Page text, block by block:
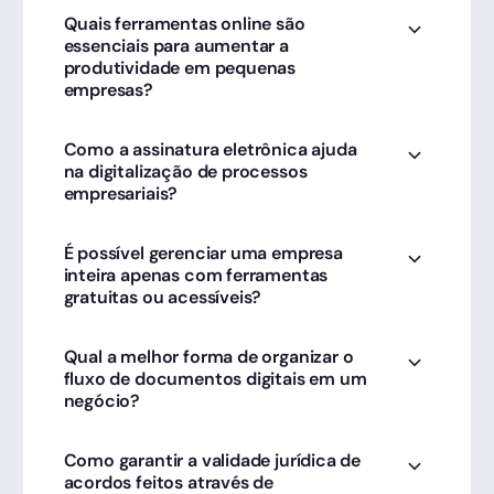
Quais ferramentas online são
essenciais para aumentar a
produtividade em pequenas
empresas?
tarefas e assinatura eletrônica são o combo
ideal; a Clicksign elimina a burocracia física,
permitindo focar no crescimento do negócio.
Como a assinatura eletrônica ajuda
na digitalização de processos
empresariais?
que contratos e acordos sejam validados
juridicamente online, conectando-se
perfeitamente com outras ferramentas de
É possível gerenciar uma empresa
inteira apenas com ferramentas
gratuitas ou acessíveis?
armazenamento e gestão na nuvem que,
integradas à Clicksign, permitem uma
operação profissional com baixo investimento
Qual a melhor forma de organizar o
fluxo de documentos digitais em um
negócio?
nuvem e utilizar a Clicksign para formalizar os
documentos, garantindo organização,
Como garantir a validade jurídica de
acordos feitos através de